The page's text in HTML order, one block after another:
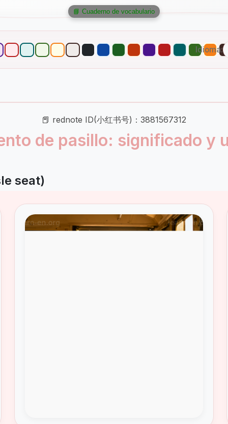
Idioma:
📕 rednote ID(小红书号)：3881567312
de pasillo: significado y
seat)
📘 Cuaderno de vocabulario